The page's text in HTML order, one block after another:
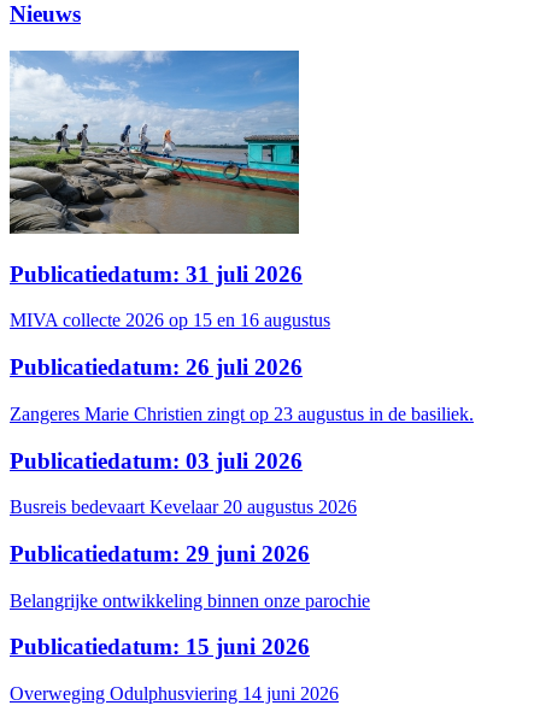
Nieuws
Publicatiedatum: 31 juli 2026
MIVA collecte 2026 op 15 en 16 augustus
Publicatiedatum: 26 juli 2026
Zangeres Marie Christien zingt op 23 augustus in de basiliek.
Publicatiedatum: 03 juli 2026
Busreis bedevaart Kevelaar 20 augustus 2026
Publicatiedatum: 29 juni 2026
Belangrijke ontwikkeling binnen onze parochie
Publicatiedatum: 15 juni 2026
Overweging Odulphusviering 14 juni 2026